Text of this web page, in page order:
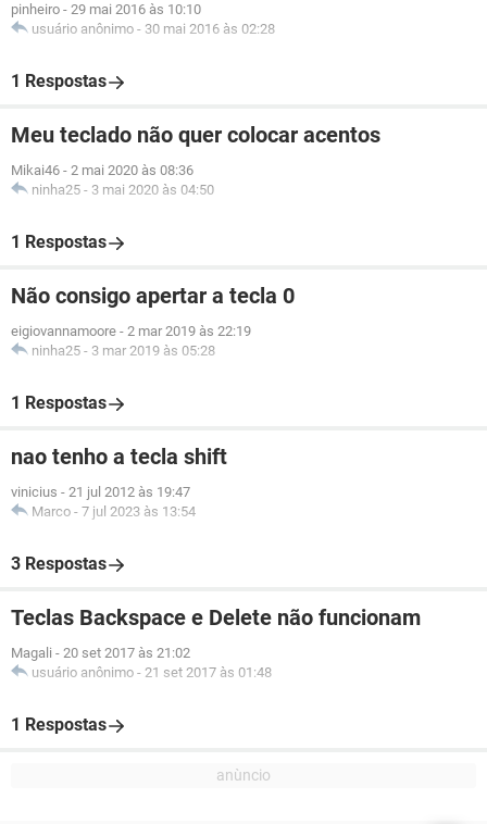
pinheiro - 29 mai 2016 às 10:10
usuário anônimo - 30 mai 2016 às 02:28
1 Respostas
Meu teclado não quer colocar acentos
Mikai46 - 2 mai 2020 às 08:36
ninha25 - 3 mai 2020 às 04:50
1 Respostas
Não consigo apertar a tecla 0
eigiovannamoore - 2 mar 2019 às 22:19
ninha25 - 3 mar 2019 às 05:28
1 Respostas
nao tenho a tecla shift
vinicius - 21 jul 2012 às 19:47
Marco - 7 jul 2023 às 13:54
3 Respostas
Teclas Backspace e Delete não funcionam
Magali - 20 set 2017 às 21:02
usuário anônimo - 21 set 2017 às 01:48
1 Respostas